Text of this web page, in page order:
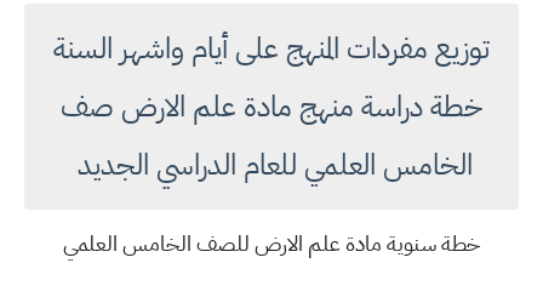
توزيع مفردات المنهج على أيام واشهر السنة
خطة دراسة منهج مادة علم الارض صف
الخامس العلمي للعام الدراسي الجديد
خطة سنوية مادة علم الارض للصف الخامس العلمي